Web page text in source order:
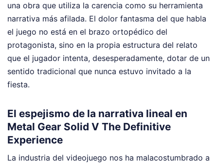
una obra que utiliza la carencia como su herramienta
narrativa más afilada. El dolor fantasma del que habla
el juego no está en el brazo ortopédico del
protagonista, sino en la propia estructura del relato
que el jugador intenta, desesperadamente, dotar de un
sentido tradicional que nunca estuvo invitado a la
fiesta.
El espejismo de la narrativa lineal en
Metal Gear Solid V The Definitive
Experience
La industria del videojuego nos ha malacostumbrado a